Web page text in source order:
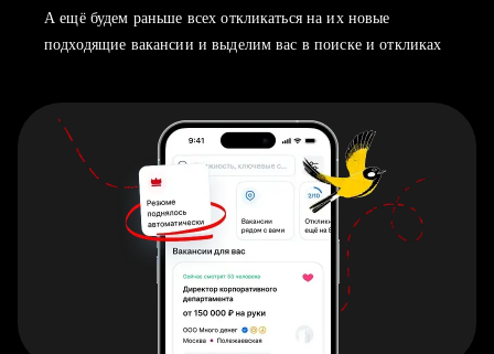
А ещё будем раньше всех откликаться на их новые
подходящие вакансии и выделим вас в поиске и откликах